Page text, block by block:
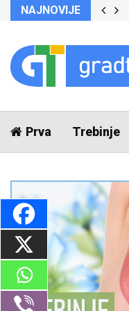
NAJNOVIJE
Prva Trebinje